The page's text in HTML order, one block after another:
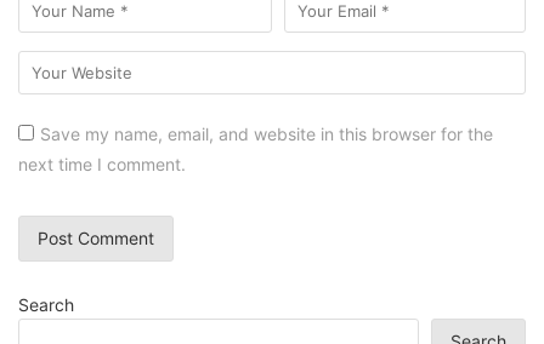
Save my name, email, and website in this browser for the
next time I comment.
Search